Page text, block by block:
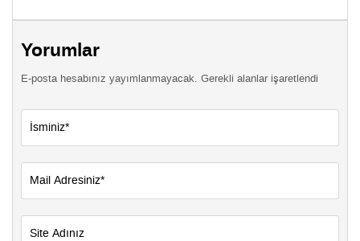
Yorumlar
E-posta hesabınız yayımlanmayacak. Gerekli alanlar işaretlendi